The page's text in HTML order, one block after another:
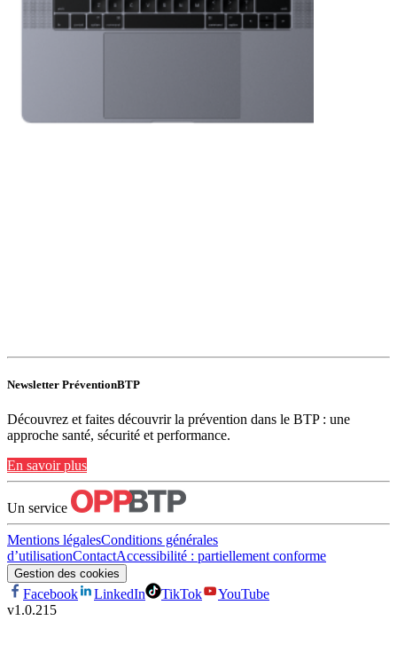
Newsletter PréventionBTP
Découvrez et faites découvrir la prévention dans le BTP : une
approche santé, sécurité et performance.
En savoir plus
Un service
Mentions légalesConditions générales
d’utilisationContactAccessibilité : partiellement conforme
Gestion des cookies
Facebook LinkedIn TikTok
YouTube
v1.0.215